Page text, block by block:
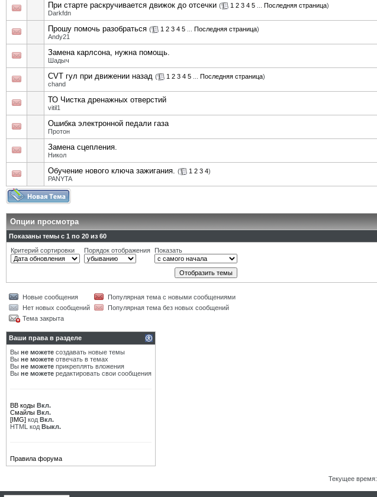
При старте раскручивается движок до отсечки ( 1 2 3 4 5 Последняя страница)
Darkfdn
Прошу помочь разобраться ( 1 2 3 4 5 Последняя страница)
Andy21
Замена карлсона, нужна помощь.
Шадыч
CVT гул при движении назад ( 1 2 3 4 5 Последняя страница)
chand
ТО Чистка дренажных отверстий
vitil1
Ошибка электронной педали газа
Протон
Замена сцепления.
Никол
Обучение нового ключа зажигания. ( 1 2 3 4)
PANYTA
Опции просмотра
Показаны темы с 1 по 20 из 60
Критерий сортировки
Порядок отображения Показать
Новые сообщения
Популярная тема с новыми сообщениями
Нет новых сообщений
Популярная тема без новых сообщений
Тема закрыта
Ваши права в разделе
Вы не можете создавать новые темы
Вы не можете отвечать в темах
Вы не можете прикреплять вложения
Вы не можете редактировать свои сообщения
BB коды Вкл.
Смайлы Вкл.
[IMG] код Вкл.
HTML код Выкл.
Правила форума
Текущее время: